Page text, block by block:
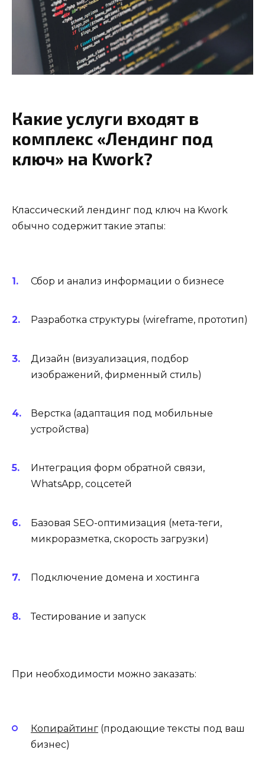
Какие услуги входят в
комплекс «Лендинг под
ключ» на Kwork?
Классический лендинг под ключ на Kwork
обычно содержит такие этапы:
Сбор и анализ информации о бизнесе
Разработка структуры (wireframe, прототип)
Дизайн (визуализация, подбор
изображений, фирменный стиль)
Верстка (адаптация под мобильные
устройства)
Интеграция форм обратной связи,
WhatsApp, соцсетей
Базовая SEO-оптимизация (мета-теги,
микроразметка, скорость загрузки)
Подключение домена и хостинга
Тестирование и запуск
При необходимости можно заказать:
Копирайтинг (продающие тексты под ваш
бизнес)